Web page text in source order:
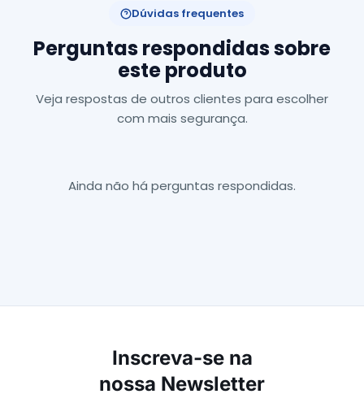
Dúvidas frequentes
Perguntas respondidas sobre
este produto
Veja respostas de outros clientes para escolher
com mais segurança.
Ainda não há perguntas respondidas.
Inscreva-se na
nossa Newsletter